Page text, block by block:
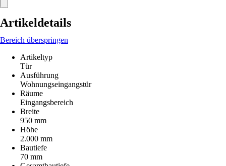
Artikeldetails
Bereich überspringen
Artikeltyp
Tür
Ausführung
Wohnungseingangstür
Räume
Eingangsbereich
Breite
950 mm
Höhe
2.000 mm
Bautiefe
70 mm